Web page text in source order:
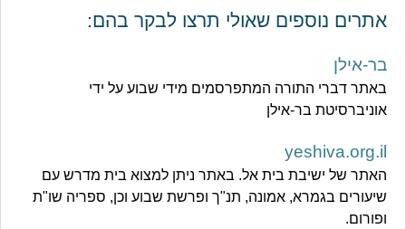
אתרים נוספים שאולי תרצו לבקר בהם:
בר-אילן
באתר דברי התורה המתפרסמים מידי שבוע על ידי
אוניברסיטת בר-אילן
yeshiva.org.il
האתר של ישיבת בית אל. באתר ניתן למצוא בית מדרש עם
שיעורים בגמרא, אמונה, תנ"ך ופרשת שבוע וכן, ספריה שו"ת
ופורום.